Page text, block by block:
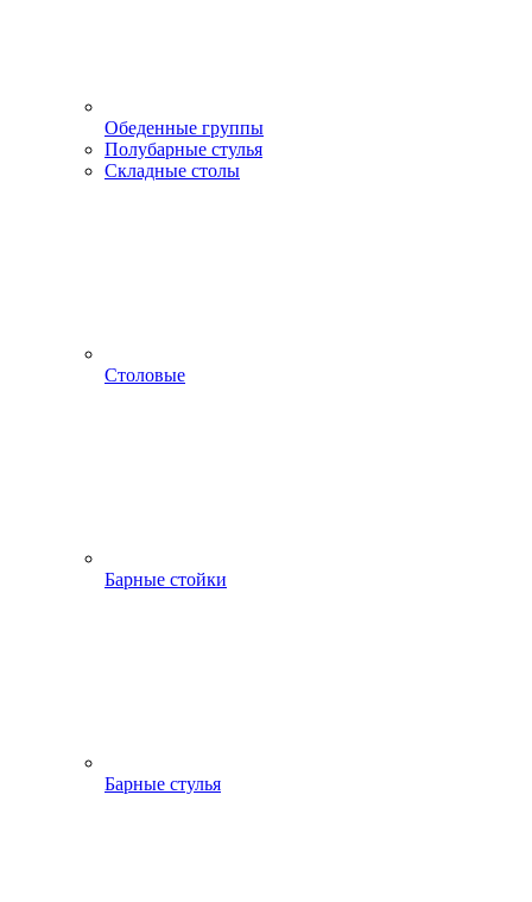
Обеденные группы
Полубарные стулья
Складные столы
Столовые
Барные стойки
Барные стулья